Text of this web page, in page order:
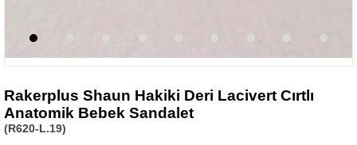
Rakerplus Shaun Hakiki Deri Lacivert Cırtlı
Anatomik Bebek Sandalet
(R620-L.19)